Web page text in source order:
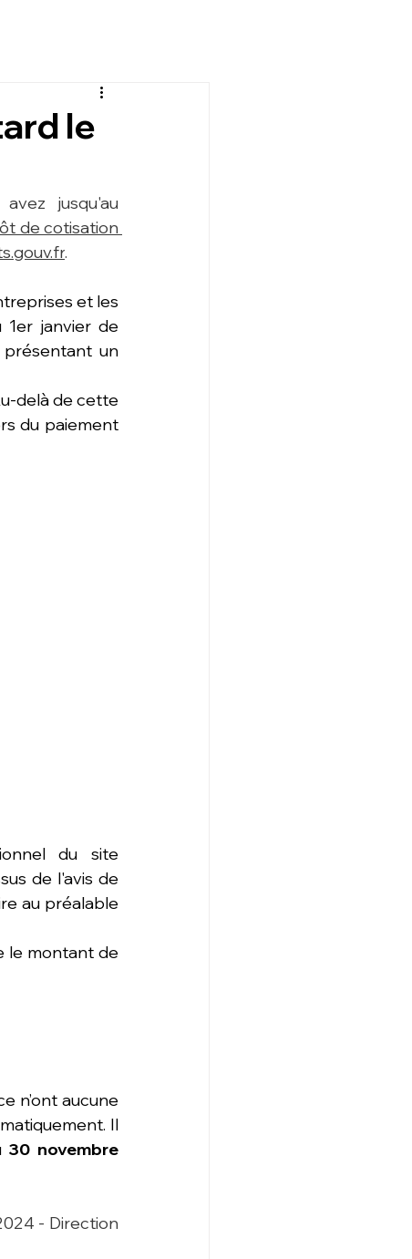
le
avez jusqu'au
de cotisation
.
et les
janvier de
delà de cette
du paiement
de l'avis de
au préalable
le montant de
n’ont aucune
Il
30 novembre
- Direction